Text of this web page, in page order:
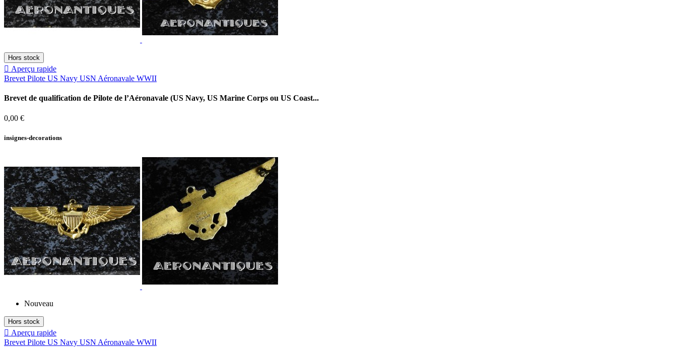
Hors stock
 Aperçu rapide
Brevet Pilote US Navy USN Aéronavale WWII
Brevet de qualification de Pilote de l’Aéronavale (US Navy, US Marine Corps ou US Coast...
0,00 €Prix
insignes-decorations
Nouveau
Hors stock
 Aperçu rapide
Brevet Pilote US Navy USN Aéronavale WWII